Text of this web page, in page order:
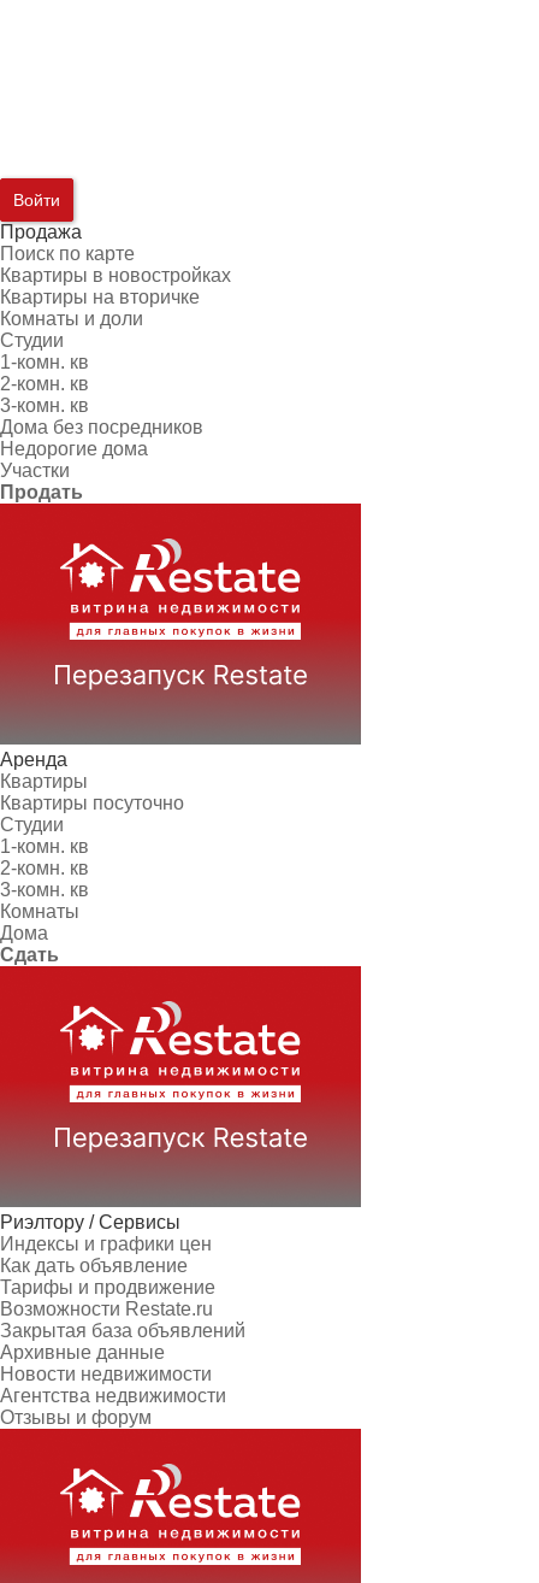
Войти
Продажа
Поиск по карте
Квартиры в новостройках
Квартиры на вторичке
Комнаты и доли
Студии
1-комн. кв
2-комн. кв
3-комн. кв
Дома без посредников
Недорогие дома
Участки
Продать
Аренда
Квартиры
Квартиры посуточно
Студии
1-комн. кв
2-комн. кв
3-комн. кв
Комнаты
Дома
Сдать
Риэлтору / Сервисы
Индексы и графики цен
Как дать объявление
Тарифы и продвижение
Возможности Restate.ru
Закрытая база объявлений
Архивные данные
Новости недвижимости
Агентства недвижимости
Отзывы и форум